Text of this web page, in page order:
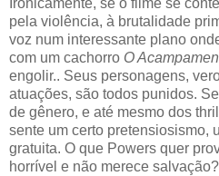
Ironicamente, se o filme se
pela violência, à brutalidade
voz num interessante plano
com um cachorro O
engolir.. Seus personagens,
atuações, são todos punidos.
de gênero, e até mesmo dos
sente um certo pretensiosismo,
gratuita. O que Powers quer
horrível e não merece